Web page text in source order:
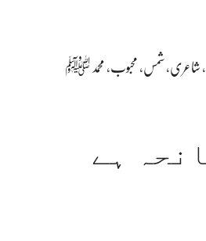
، شاعری، شمس، محبوب، محمد ﷺ
ہے